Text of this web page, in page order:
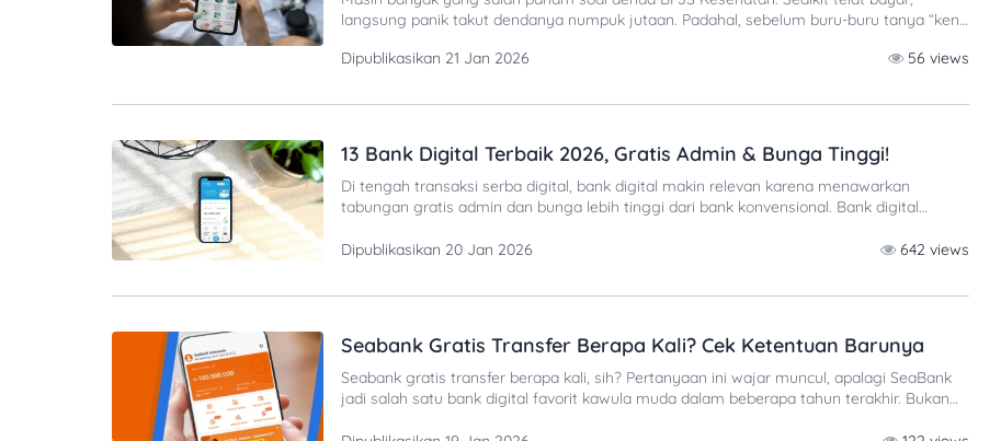
langsung panik takut dendanya numpuk jutaan. Padahal, sebelum buru-buru tanya “kena
harus dibayarkan. Supaya nggak salah langkah, cek informasi selengkapnya di bawah ini.
Dipublikasikan 21 Jan 2026 56 views
13 Bank Digital Terbaik 2026, Gratis Admin & Bunga Tinggi!
Di tengah transaksi serba digital, bank digital makin relevan karena menawarkan
tabungan gratis admin dan bunga lebih tinggi dari bank konvensional. Bank digital
diakses lewat aplikasi. Mulai dari buka rekening, transfer, bayar belanjaan, sampai
Dipublikasikan 20 Jan 2026 642 views
Seabank Gratis Transfer Berapa Kali? Cek Ketentuan Barunya
Seabank gratis transfer berapa kali, sih? Pertanyaan ini wajar muncul, apalagi SeaBank
jadi salah satu bank digital favorit kawula muda dalam beberapa tahun terakhir. Bukan